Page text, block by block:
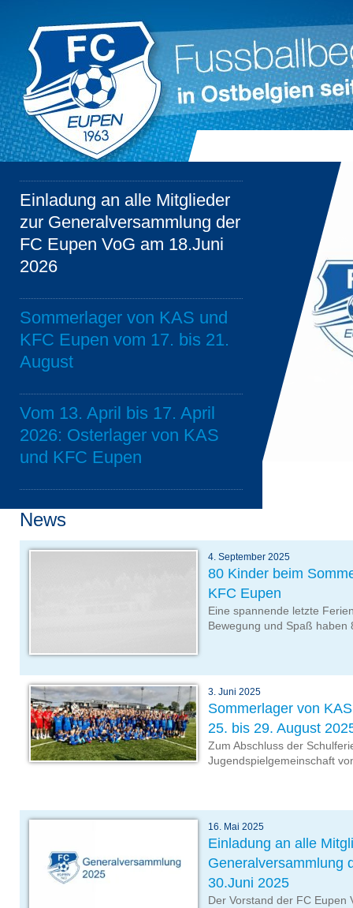
Einladung an alle Mitglieder
zur Generalversammlung der
FC Eupen VoG am 18.Juni
2026
Sommerlager von KAS und
KFC Eupen vom 17. bis 21.
August
Vom 13. April bis 17. April
2026: Osterlager von KAS
und KFC Eupen
News
4. September 2025
80 Kinder beim
KFC Eupen
Eine spannende letzte
Bewegung und Spaß haben
3. Juni 2025
Sommerlager von
25. bis 29. August
Zum Abschluss der
Jugendspielgemeinschaft
16. Mai 2025
Einladung an alle
Generalversammlung
30.Juni 2025
Der Vorstand der FC Eupen